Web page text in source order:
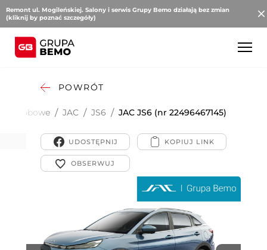
Remont ul. Mogileńskiej. Salony i serwis Grupy Bemo działają bez zmian
(kliknij by poznać szczegóły)
POWRÓT
Osobowe / JAC / JS6 / JAC JS6 (nr 22496467145)
UDOSTĘPNIJ